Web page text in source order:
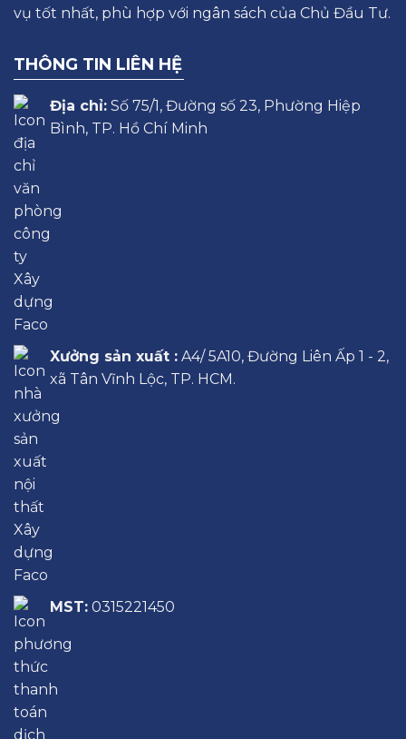
vụ tốt nhất, phù hợp với ngân sách của Chủ Đầu Tư.
THÔNG TIN LIÊN HỆ
Địa chỉ: Số 75/1, Đường số 23, Phường Hiệp
Bình, TP. Hồ Chí Minh
Xưởng sản xuất : A4/ 5A10, Đường Liên Ấp 1 - 2,
xã Tân Vĩnh Lộc, TP. HCM.
MST: 0315221450